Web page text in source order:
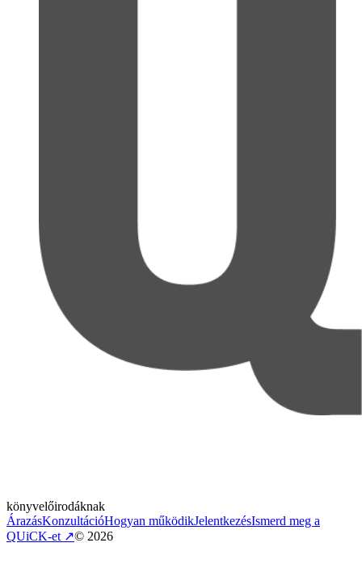
könyvelőirodáknak
ÁrazásKonzultációHogyan működikJelentkezésIsmerd meg a
QUiCK-et ↗© 2026